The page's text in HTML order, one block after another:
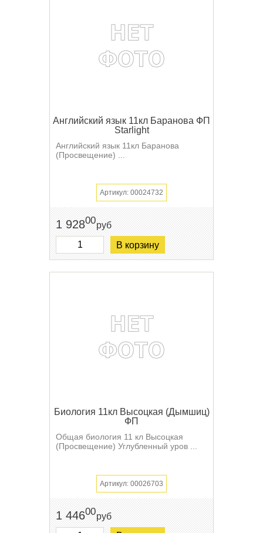
Английский язык 11кл Баранова ФП
Starlight
Английский язык 11кл Баранова
(Просвещение) ...
Артикул: 00024732
1 92800руб
В корзину
Биология 11кл Высоцкая (Дымшиц)
ФП
Общая биология 11 кл Высоцкая
(Просвещение) Углубленный уров ...
Артикул: 00026703
1 44600руб